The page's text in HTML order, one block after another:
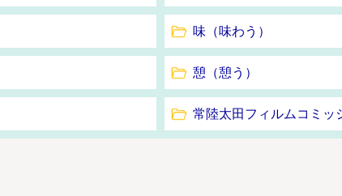
味（味わう）
憩（憩う）
常陸太田フィルムコミッ